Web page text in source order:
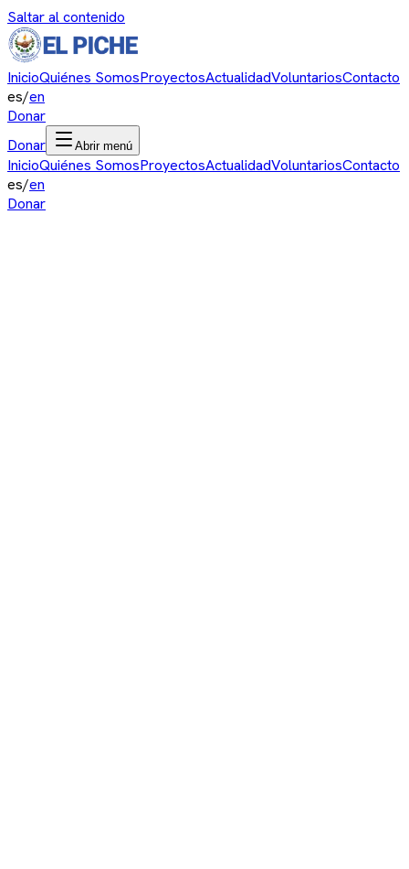
Saltar al contenido
InicioQuiénes SomosProyectosActualidadVoluntariosContacto
es/en
Donar
Donar
Abrir menú
InicioQuiénes SomosProyectosActualidadVoluntariosContacto
es/en
Donar